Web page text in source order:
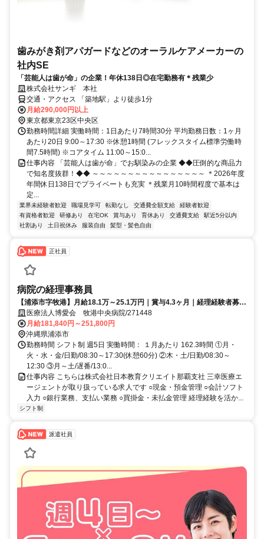
歯みがき剤アパガードなどのオーラルケアメーカーの
社内SE
「芸能人は歯が命」の企業！年休138日◎在宅勤務有＊残業少
株式会社サンギ 本社
交通・アクセス 「築地駅」より徒歩1分
月給290,000円以上
東京都東京23区中央区
勤務時間詳細 実働時間：1日あたり7時間30分 平均勤務日数：1ヶ月
あたり20日 9:00～17:30 ※休憩1時間 (フレックスタイム標準労働時
間7.5時間) ※コアタイム 11:00～15:0...
仕事内容 「芸能人は歯が命」でお馴染みの企業 ◆◆圧倒的な商品力
で知名度抜群！◆◆ ～～～～～～～～～～～～～～～～ ＊2026年度
年間休日138日でプライベートも充実 ＊残業月10時間程度で基本は
定...
業界未経験者歓迎 職場見学可 転勤なし 交通費全額支給
経験者歓迎
有資格者歓迎
研修あり 在宅OK 賞与あり 育休あり 交通費支給
駅近5分以内
社割あり
土日祝休み 服装自由 髪型・髪色自由
正社員
病院の経理事務員
【浦添市字牧港】月給18.1万～25.1万円｜賞与4.3ヶ月｜経理経験者募集
｜正社員｜経理事務｜牧港中央病院
医療法人博愛会 牧港中央病院/271448
月給181,840円～251,800円
沖縄県浦添市
勤務時間 シフト制 週5日 実働時間： １月あたり 162.3時間 ①月・
火・水・金/日勤/08:30～17:30(休憩60分) ②木・土/日勤/08:30～
12:30 ③月～土/遅番/13:0...
仕事内容 こちらは株式会社日本教育クリエイト那覇支社 三幸医療エ
ージェントが取り扱っている求人です ○現金・預金管理 ○会計ソフト
入力 ○銀行業務、支払い業務 ○買掛金・未払金管理 経理経験を活か...
シフト制
派遣社員